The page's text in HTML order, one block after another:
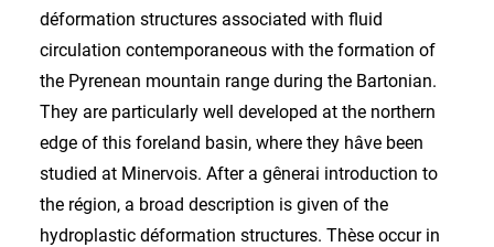
déformation structures associated with fluid
circulation contemporaneous with the formation of
the Pyrenean mountain range during the Bartonian.
They are particularly well developed at the northern
edge of this foreland basin, where they hâve been
studied at Minervois. After a gênerai introduction to
the région, a broad description is given of the
hydroplastic déformation structures. Thèse occur in